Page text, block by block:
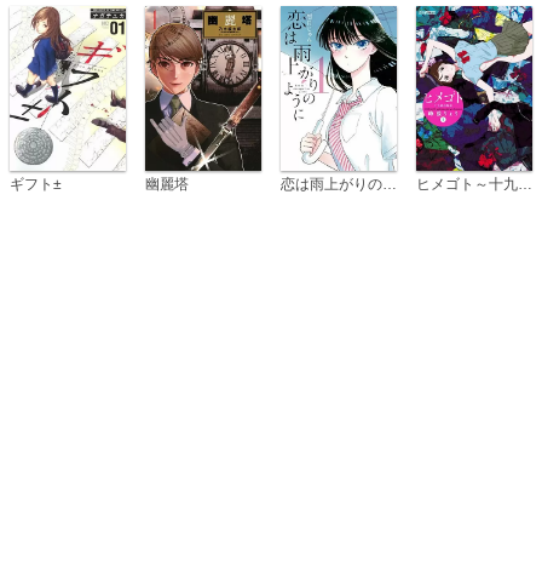
ギフト± 幽麗塔 恋は雨上がりのように ヒメゴト～十九歳の制服～